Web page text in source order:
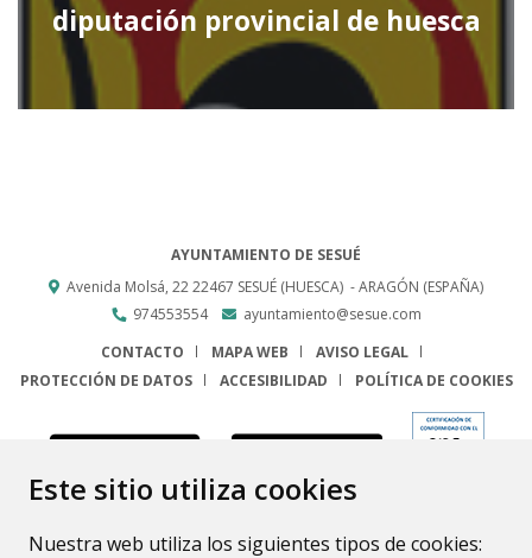
Este sitio utiliza cookies
Nuestra web utiliza los siguientes tipos de cookies:
diputación provincial de huesca
AYUNTAMIENTO DE SESUÉ
Avenida Molsá, 2222467 SESUÉ (HUESCA) - ARAGÓN (ESPAÑA)
974553554
ayuntamiento@sesue.com
CONTACTO
MAPA WEB
AVISO LEGAL
PROTECCIÓN DE DATOS
ACCESIBILIDAD POLÍTICA DE COOKIES